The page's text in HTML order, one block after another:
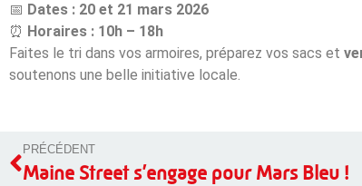
📅 Dates : 20 et 21 mars 2026
⏰ Horaires : 10h – 18h
Faites le tri dans vos armoires, préparez vos sacs et
soutenons une belle initiative locale.
PRÉCÉDENT
Maine Street s’engage pour Mars Bleu !